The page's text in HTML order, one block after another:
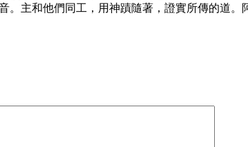
。主和他們同工，用神蹟隨著，證實所傳的道。